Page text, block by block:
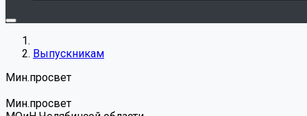
Выпускникам
Мин.просвет
Мин.просвет